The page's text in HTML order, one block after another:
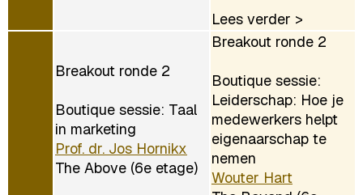
Lees verder >
Breakout ronde 2
Boutique sessie: Taal
in marketing
Prof. dr. Jos Hornikx
The Above (6e etage)
Breakout ronde 2
Boutique sessie:
Leiderschap: Hoe je
medewerkers helpt
eigenaarschap te
nemen
Wouter Hart